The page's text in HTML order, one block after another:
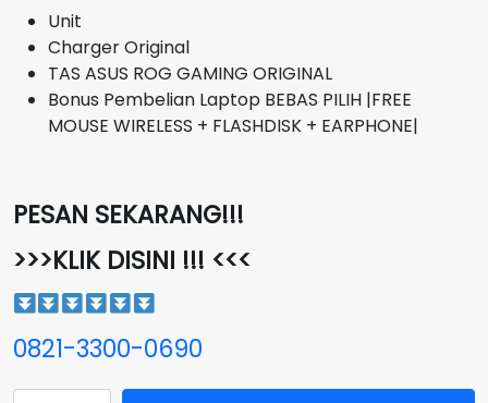
Unit
Charger Original
TAS ASUS ROG GAMING ORIGINAL
Bonus Pembelian Laptop BEBAS PILIH |FREE
MOUSE WIRELESS + FLASHDISK + EARPHONE|
PESAN SEKARANG!!!
>>>KLIK DISINI !!! <<<
0821-3300-0690